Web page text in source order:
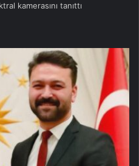
kamerasını tanıttı